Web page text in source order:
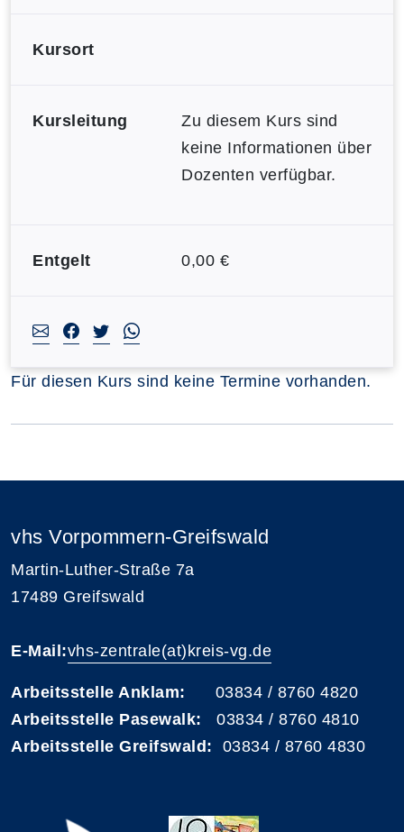
Kursort
Kursleitung
Zu diesem Kurs sind
keine Informationen über
Dozenten verfügbar.
Entgelt 0,00 €
Für diesen Kurs sind keine Termine vorhanden.
vhs Vorpommern-Greifswald
Martin-Luther-Straße 7a
17489 Greifswald
E-Mail:vhs-zentrale(at)kreis-vg.de
Arbeitsstelle Anklam: 03834 / 8760 4820
Arbeitsstelle Pasewalk: 03834 / 8760 4810
Arbeitsstelle Greifswald: 03834 / 8760 4830